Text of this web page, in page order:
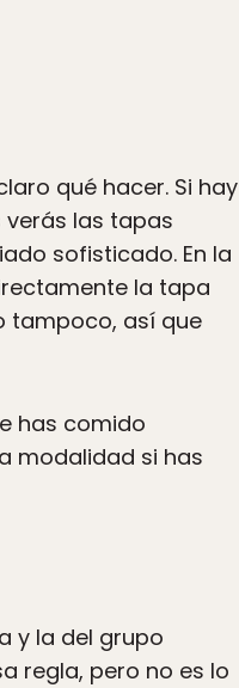
qué hacer. Si hay
verás las tapas
sofisticado. En la
la tapa
tampoco, así que
has comido
modalidad si has
y la del grupo
regla, pero no es lo